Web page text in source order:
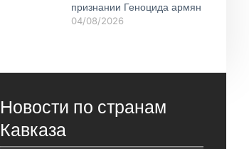
признании Геноцида армян
04/08/2026
Новости по странам
Кавказа